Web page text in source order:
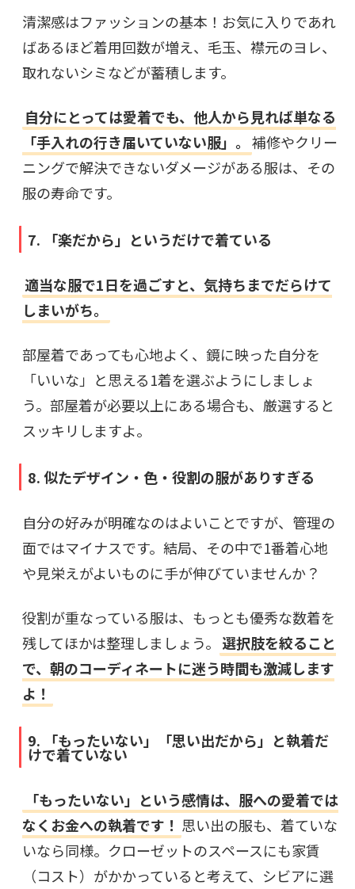
清潔感はファッションの基本！お気に入りであれ
ばあるほど着用回数が増え、毛玉、襟元のヨレ、
取れないシミなどが蓄積します。
自分にとっては愛着でも、他人から見れば単なる
「手入れの行き届いていない服」。 補修やクリー
ニングで解決できないダメージがある服は、その
服の寿命です。
7. 「楽だから」というだけで着ている
適当な服で1日を過ごすと、気持ちまでだらけて
しまいがち。
部屋着であっても心地よく、鏡に映った自分を
「いいな」と思える1着を選ぶようにしましょ
う。部屋着が必要以上にある場合も、厳選すると
スッキリしますよ。
8. 似たデザイン・色・役割の服がありすぎる
自分の好みが明確なのはよいことですが、管理の
面ではマイナスです。結局、その中で1番着心地
や見栄えがよいものに手が伸びていませんか？
役割が重なっている服は、もっとも優秀な数着を
残してほかは整理しましょう。 選択肢を絞ること
で、朝のコーディネートに迷う時間も激減します
よ！
9. 「もったいない」「思い出だから」と執着だ
けで着ていない
「もったいない」という感情は、服への愛着では
なくお金への執着です！ 思い出の服も、着ていな
いなら同様。クローゼットのスペースにも家賃
（コスト）がかかっていると考えて、シビアに選